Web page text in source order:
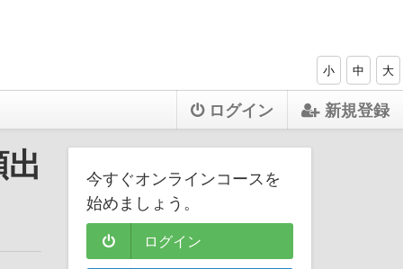
小 中 大
ログイン 新規登録
今すぐオンラインコースを
始めましょう。
ログイン